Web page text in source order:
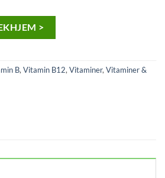
>
B,Vitamin B12,Vitaminer,Vitaminer &